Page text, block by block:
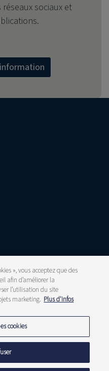
sociaux et
», vous acceptez que des
afin d’améliorer la
l’utilisation du site
marketing. Plus d'infos
cookies